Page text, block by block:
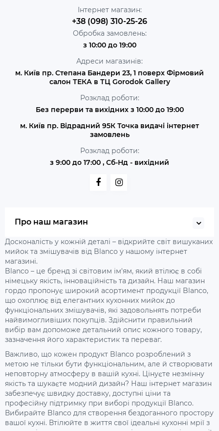
Інтернет магазин:
+38 (098) 310-25-26
Обробка замовлень:
з 10:00 до 19:00
Адреси магазинів:
м. Київ пр. Степана Бандери 23, 1 поверх Фірмовий
салон ТЕКА в ТЦ Gorodok Gallery
Розклад роботи:
Без перерви та вихідних з 10:00 до 19:00
м. Київ пр. Відрадний 95К Точка видачі інтернет
замовлень
Розклад роботи:
з 9:00 до 17:00 , Сб-Нд - вихідний
Про наш магазин
Досконалість у кожній деталі – відкрийте світ вишуканих
мийок та змішувачів від Blanco у нашому інтернет
магазині.
Blanco – це бренд зі світовим ім'ям, який втілює в собі
німецьку якість, інноваційність та дизайн. Наш магазин
гордо пропонує широкий асортимент продукції Blanco,
що охоплює від елегантних кухонних мийок до
функціональних змішувачів, які задовольнять потреби
найвимогливіших покупців. Здійснити правильний
вибір вам допоможе детальний опис кожного товару,
зазначення його характеристик та переваг.
Важливо, що кожен продукт Blanco розроблений з
метою не тільки бути функціональним, але й створювати
неповторну атмосферу в вашій кухні. Цінуєте незмінну
якість та шукаєте модний дизайн? Наш інтернет магазин
забезпечує швидку доставку, доступні ціни та
професійну підтримку при виборі продукції Blanco.
Вибирайте Blanco для створення бездоганного простору
вашої кухні. Втілюйте в життя свої ідеальні кухонні мрії з